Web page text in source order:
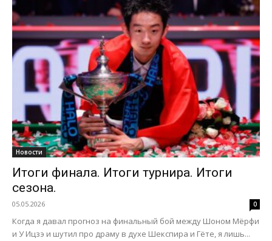
Новости
Итоги финала. Итоги турнира. Итоги
сезона.
05.05.2026 0
Когда я давал прогноз на финальный бой между Шоном Мёрфи
и У Ицзэ и шутил про драму в духе Шекспира и Гёте, я лишь...